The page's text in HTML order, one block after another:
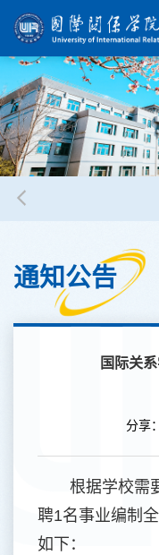
通知公告
国际关
分享：
根据学校需
聘1名事业编制
如下：